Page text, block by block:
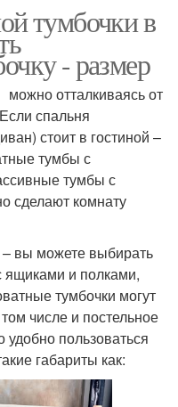
тумбочки в
- размер
отталкиваясь от
спальня
стоит в гостиной –
тумбы с
тумбы с
сделают комнату
вы можете выбирать
ящиками и полками,
тумбочки могут
числе и постельное
пользоваться
габариты как: